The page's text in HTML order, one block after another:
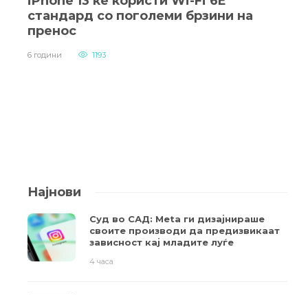
стандард со поголеми брзини на
пренос
6 години 1193
Најнови
Суд во САД: Meta ги дизајнираше
своите производи да предизвикаат
зависност кај младите луѓе
4 часа